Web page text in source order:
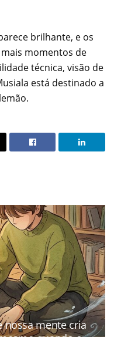
brilhante, e os
momentos de
técnica, visão de
está destinado a
nossa mente cria